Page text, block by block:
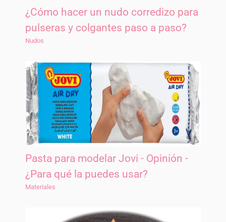
¿Cómo hacer un nudo corredizo para
pulseras y colgantes paso a paso?
Nudos
Pasta para modelar Jovi - Opinión -
¿Para qué la puedes usar?
Materiales